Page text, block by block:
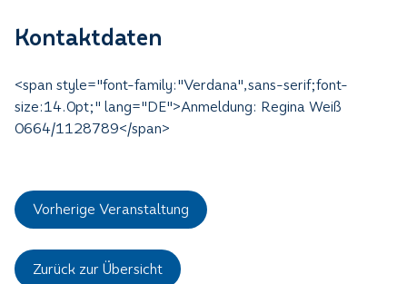
Kontaktdaten
<span style="font-family:"Verdana",sans-serif;font-
size:14.0pt;" lang="DE">Anmeldung: Regina Weiß
0664/1128789</span>
Vorherige Veranstaltung
Zurück zur Übersicht